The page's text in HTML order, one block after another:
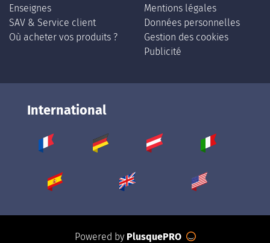
Enseignes
SAV & Service client
Où acheter vos produits ?
Mentions légales
Données personnelles
Gestion des cookies
Publicité
International
Powered by PlusquePRO